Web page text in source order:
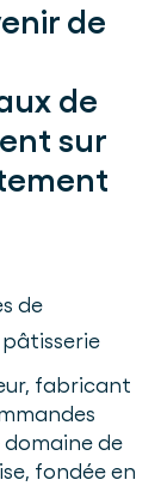
de
de
sur
de
fabricant
domaine de
fondée en